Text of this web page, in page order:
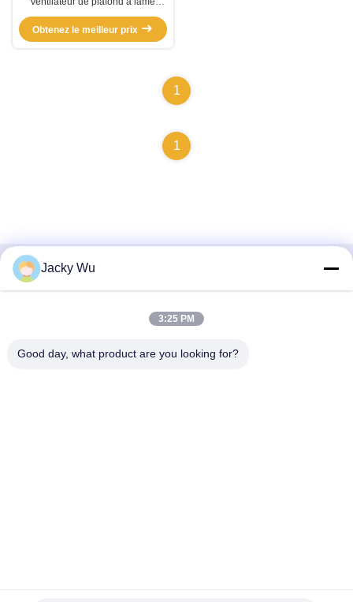
d'aluminium monté sur un poteau
Obtenez le meilleur prix
1
1
Contactez rapidement
de Juneng, n°117, rue Nansan, zone de développement
Jacky Wu
3:25 PM
Good day, what product are you looking for?